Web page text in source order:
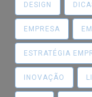
DESIGN
EMPRESA
ESTRATÉGIA
INOVAÇÃO